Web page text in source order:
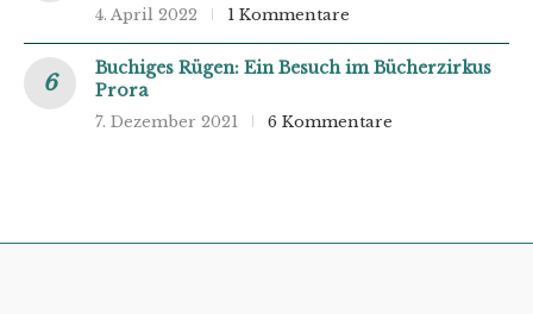
4. April 2022 1 Kommentare
Buchiges Rügen: Ein Besuch im Bücherzirkus
Prora
7. Dezember 2021 6 Kommentare